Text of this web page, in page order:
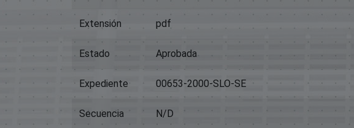
Extensión pdf
Estado Aprobada
Expediente 00653-2000-SLO-SE
Secuencia N/D